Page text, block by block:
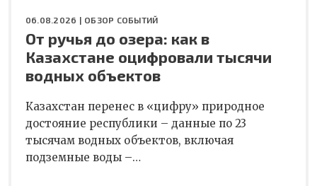
06.08.2026 | ОБЗОР СОБЫТИЙ
От ручья до озера: как в
Казахстане оцифровали тысячи
водных объектов
Казахстан перенес в «цифру» природное
достояние республики – данные по 23
тысячам водных объектов, включая
подземные воды –…